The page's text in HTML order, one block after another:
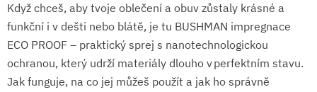
Když chceš, aby tvoje oblečení a obuv zůstaly krásné a
funkční i v dešti nebo blátě, je tu BUSHMAN impregnace
ECO PROOF – praktický sprej s nanotechnologickou
ochranou, který udrží materiály dlouho v perfektním stavu.
Jak funguje, na co jej můžeš použít a jak ho správně